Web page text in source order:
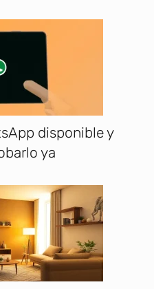
disponible y
ya